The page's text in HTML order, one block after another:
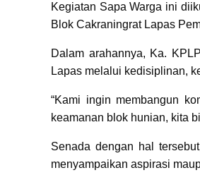
Kegiatan Sapa Warga ini
Blok Cakraningrat Lapas
Dalam arahannya, Ka.
Lapas melalui kedisiplinan,
“Kami ingin membangun
keamanan blok hunian, kita
Senada dengan hal
menyampaikan aspirasi